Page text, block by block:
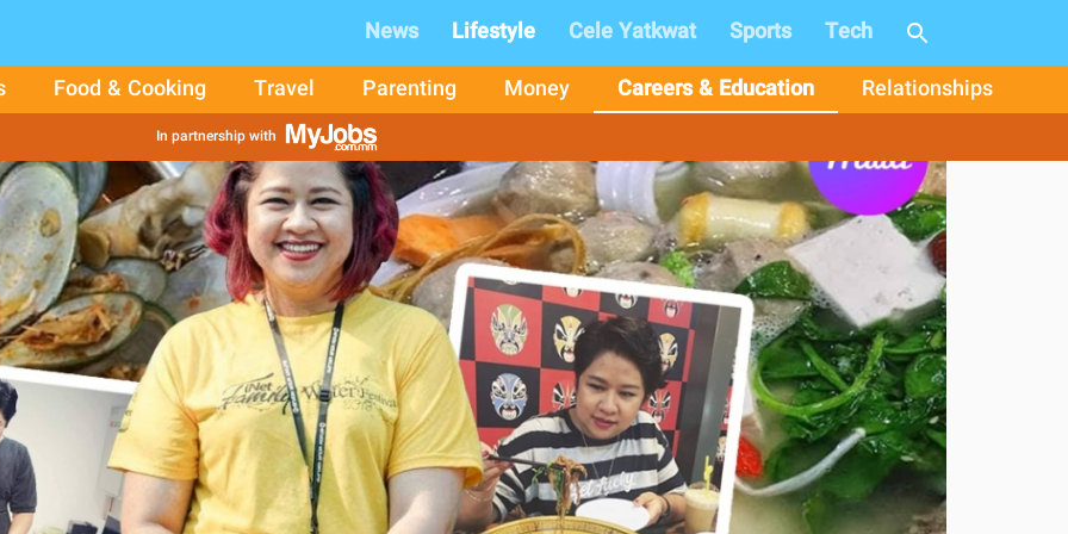
News Lifestyle Cele Yatkwat Sports
Tech
Food & Cooking Travel Parenting Money Careers & Education Relationships
In partnership with